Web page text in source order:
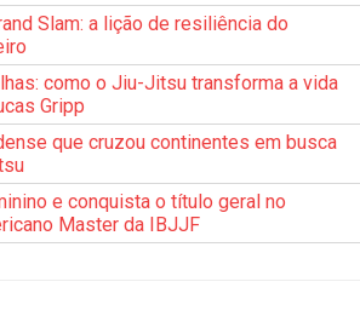
Slam: a lição de resiliência do
como o Jiu-Jitsu transforma a vida
Gripp
que cruzou continentes em busca
e conquista o título geral no
Master da IBJJF